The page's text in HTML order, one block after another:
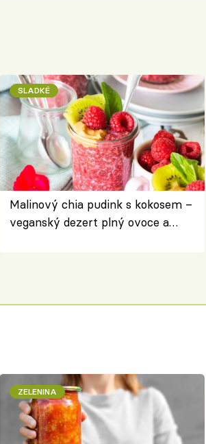
SLADKÉ
Malinový chia pudink s kokosem –
veganský dezert plný ovoce a
ZELENINA